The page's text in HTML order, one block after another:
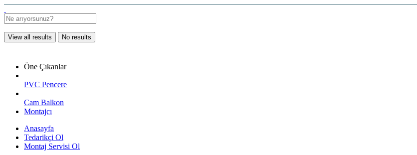
View all results No results
Öne Çıkanlar
PVC Pencere
Cam Balkon
Montajcı
Anasayfa
Tedarikçi Ol
Montaj Servisi Ol